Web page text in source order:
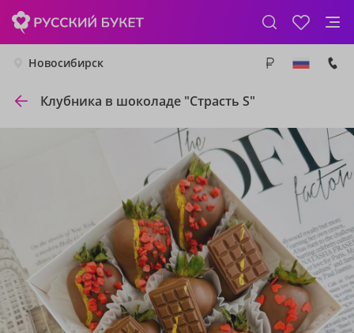
Новосибирск
Клубника в шоколаде "Страсть S"